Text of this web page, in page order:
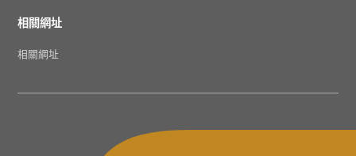
相關網址
相關網址